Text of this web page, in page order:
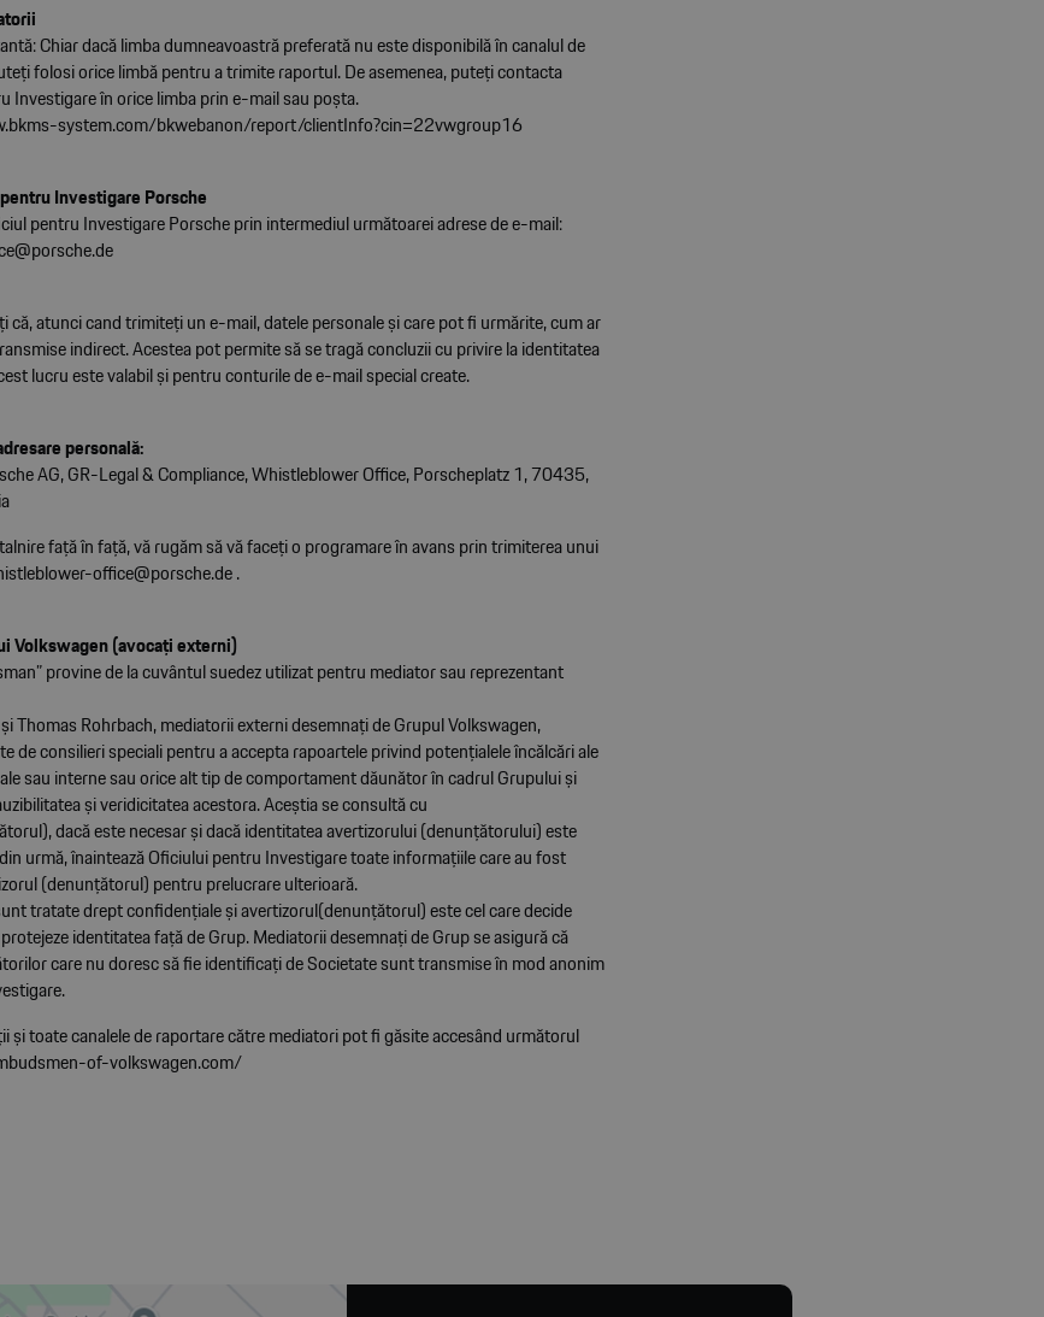
Chiar dacă limba dumneavoastră preferată nu este disponibilă în canalul de
folosi orice limbă pentru a trimite raportul. De asemenea, puteţi contacta
Investigare în orice limba prin e-mail sau poşta.
system.com/bkwebanon/report/clientInfo?cin=22vwgroup16
Investigare Porsche
pentru Investigare Porsche prin intermediul următoarei adrese de e-mail:
că, atunci cand trimiteţi un e-mail, datele personale şi care pot fi urmărite, cum ar
indirect. Acestea pot permite să se tragă concluzii cu privire la identitatea
lucru este valabil şi pentru conturile de e-mail special create.
personală:
AG, GR-Legal & Compliance, Whistleblower Office, Porscheplatz 1, 70435,
faţă în faţă, vă rugăm să vă faceţi o programare în avans prin trimiterea unui
office@porsche.de.
Volkswagen (avocaţi externi)
provine de la cuvântul suedez utilizat pentru mediator sau reprezentant
Thomas Rohrbach, mediatorii externi desemnaţi de Grupul Volkswagen,
de consilieri speciali pentru a accepta rapoartele privind potenţialele încălcări ale
sau interne sau orice alt tip de comportament dăunător în cadrul Grupului şi
şi veridicitatea acestora. Aceştia se consultă cu
dacă este necesar şi dacă identitatea avertizorului (denunţătorului) este
urmă, înaintează Oficiului pentru Investigare toate informaţiile care au fost
(denunţătorul) pentru prelucrare ulterioară.
tratate drept confidenţiale şi avertizorul(denunţătorul) este cel care decide
identitatea faţă de Grup. Mediatorii desemnaţi de Grup se asigură că
care nu doresc să fie identificaţi de Societate sunt transmise în mod anonim
şi toate canalele de raportare către mediatori pot fi găsite accesând următorul
of-volkswagen.com/